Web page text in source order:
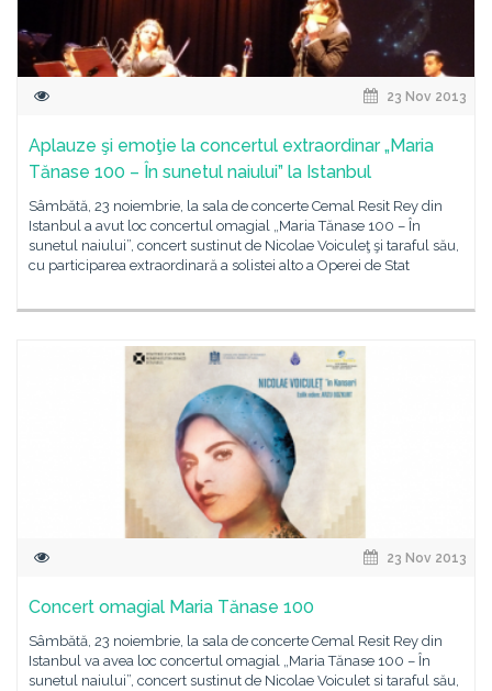
23 Nov 2013
Aplauze şi emoţie la concertul extraordinar „Maria
Tănase 100 – În sunetul naiului” la Istanbul
Sâmbătă, 23 noiembrie, la sala de concerte Cemal Resit Rey din
Istanbul a avut loc concertul omagial „Maria Tănase 100 – În
sunetul naiului”, concert sustinut de Nicolae Voiculeţ şi taraful său,
cu participarea extraordinară a solistei alto a Operei de Stat
23 Nov 2013
Concert omagial Maria Tănase 100
Sâmbătă, 23 noiembrie, la sala de concerte Cemal Resit Rey din
Istanbul va avea loc concertul omagial „Maria Tănase 100 – În
sunetul naiului”, concert sustinut de Nicolae Voiculet si taraful său,